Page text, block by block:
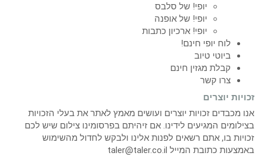
יופי! של סלבס
יופי! של אופנה
יופי! ארכיון כתבות
לוח יופי חינם!
ביוטי טיוב
קבלת מגזין חינם
צרו קשר
זכויות יוצרים
אנו מכבדים זכויות יוצרים ועושים מאמץ לאתר את בעלי הזכויות
בצילומים המגיעים לידינו. אם זיהיתם בפרסומינו צילום שיש לכם
זכויות בו, אתם רשאים לפנות אלינו ולבקש לחדול מהשימוש
באמצעות כתובת המייל taler@taler.co.il